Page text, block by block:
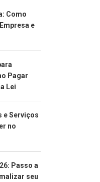
Como
e
Pagar
Lei
e Serviços
no
Passo a
seu